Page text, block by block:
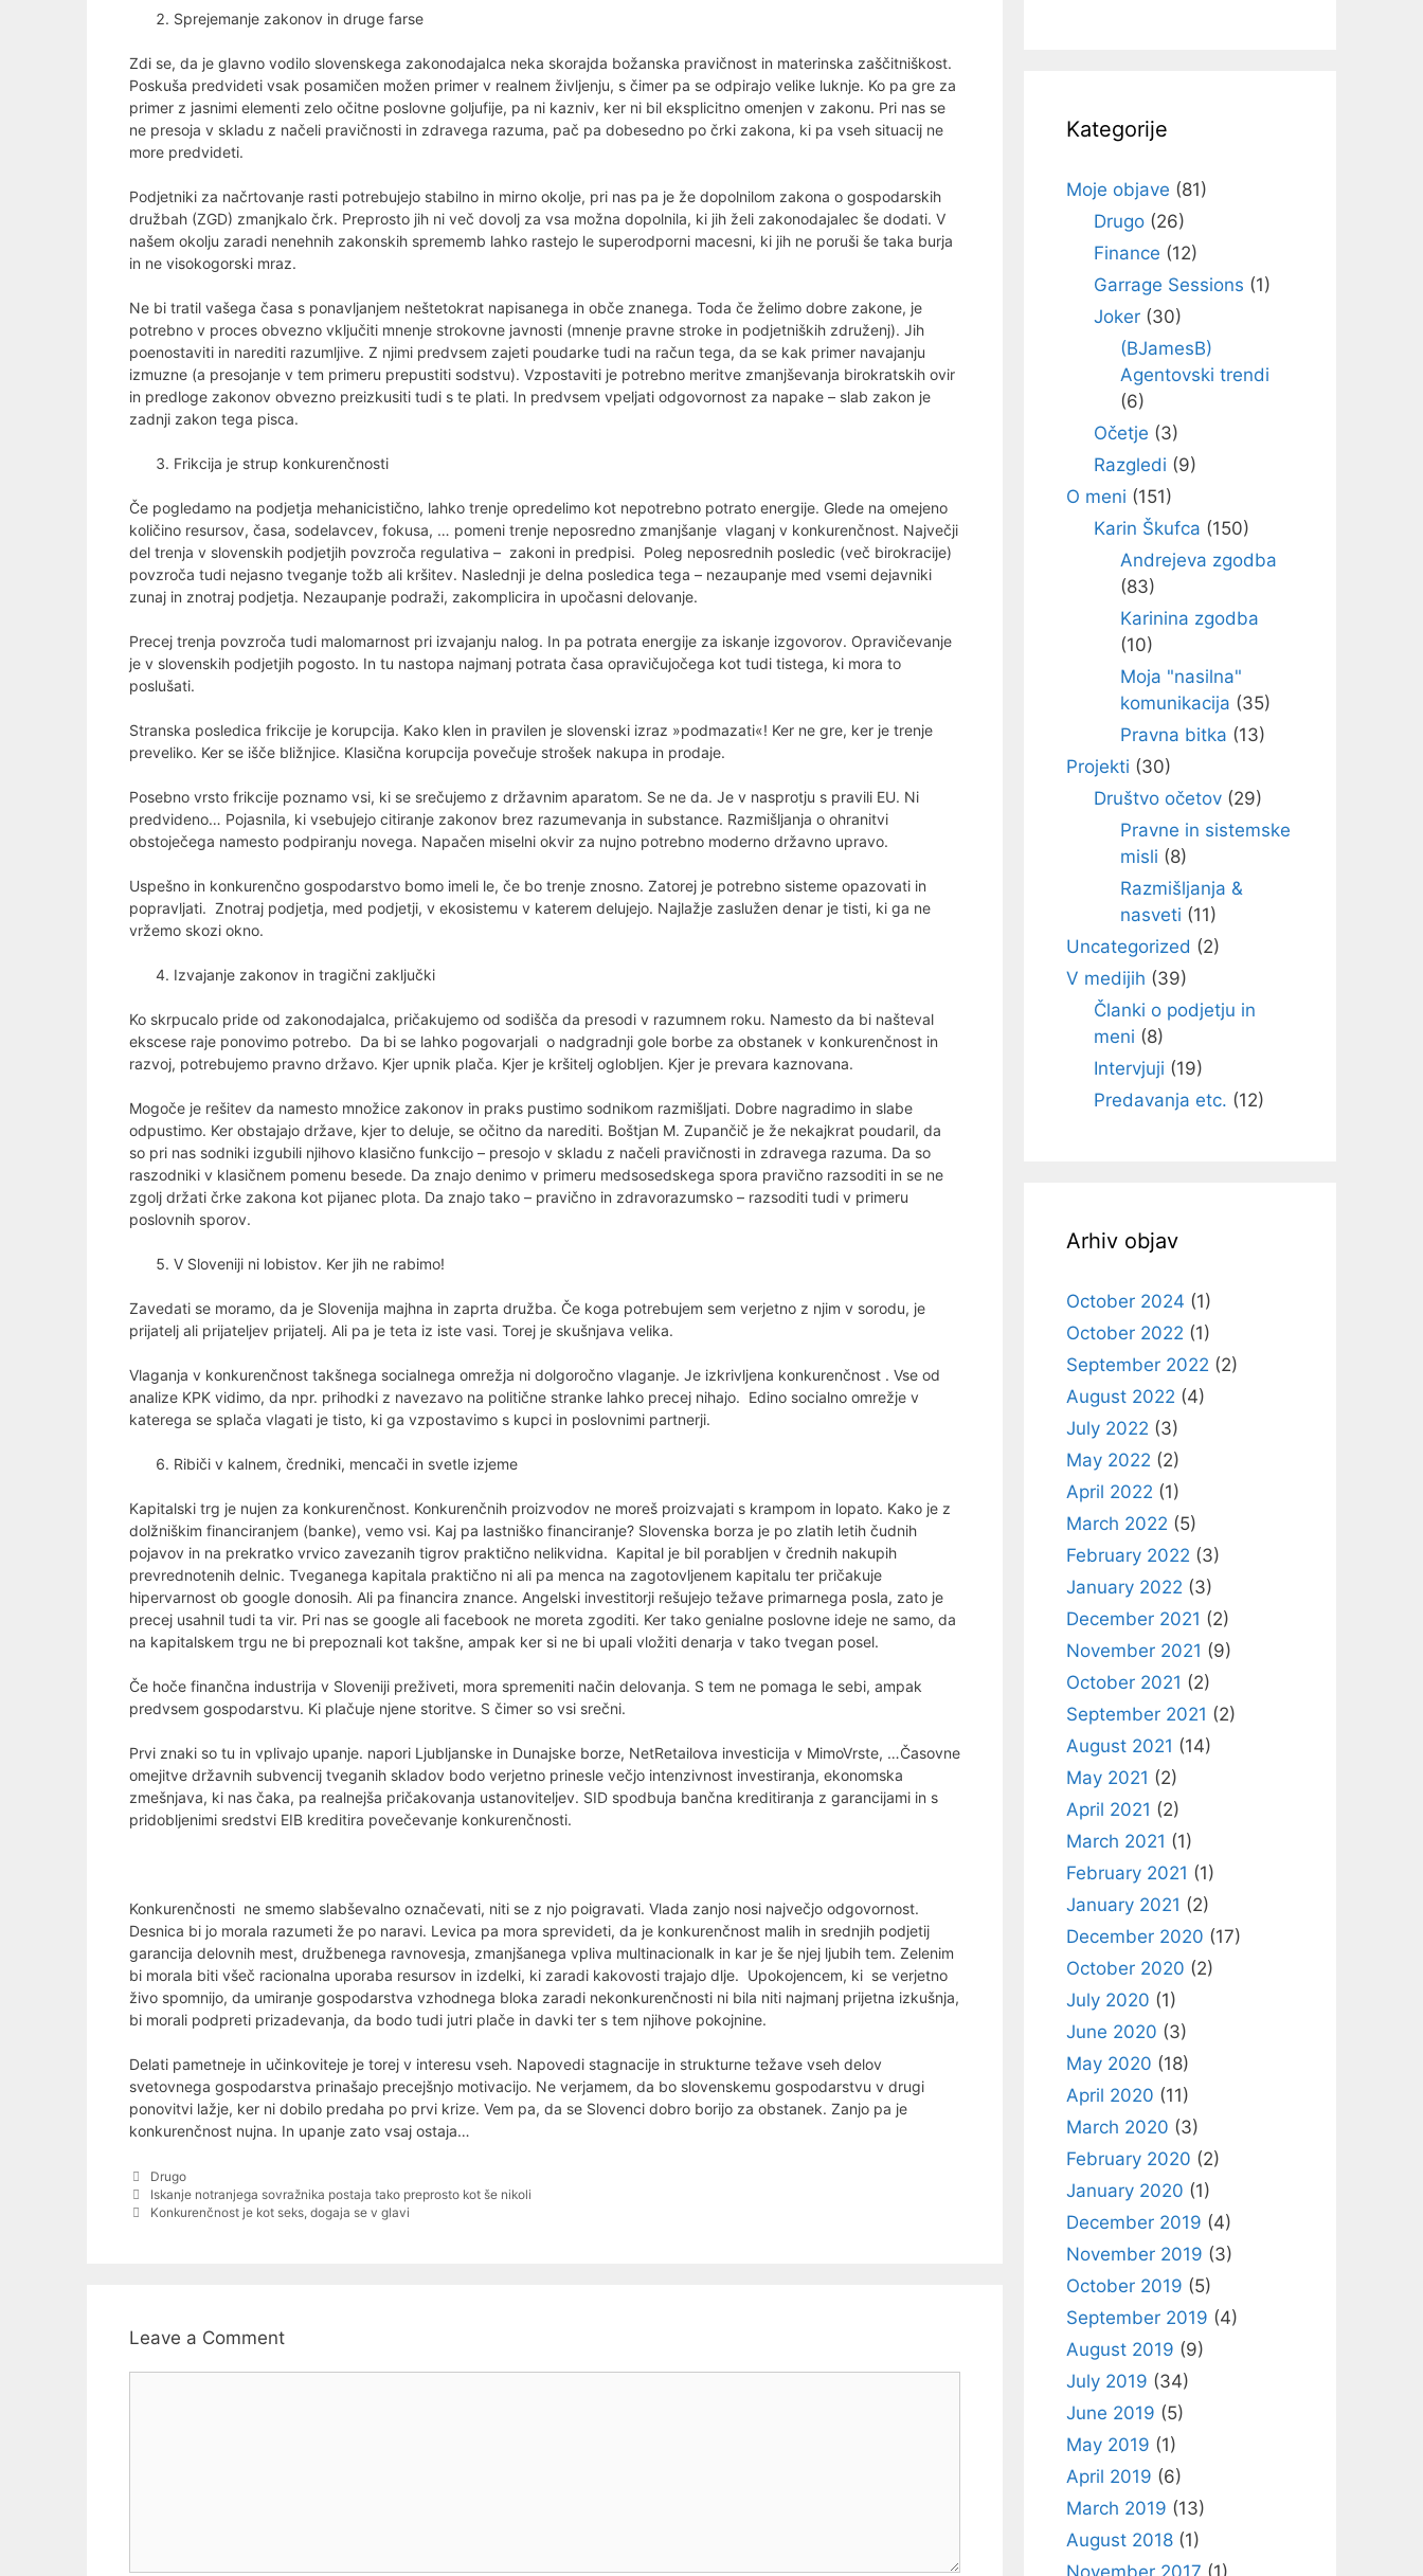
Sprejemanje zakonov in druge farse
Zdi se, da je glavno vodilo slovenskega zakonodajalca neka skorajda božanska pravičnost in materinska zaščitniškost.
Poskuša predvideti vsak posamičen možen primer v realnem življenju, s čimer pa se odpirajo velike luknje. Ko pa gre za
primer z jasnimi elementi zelo očitne poslovne goljufije, pa ni kazniv, ker ni bil eksplicitno omenjen v zakonu. Pri nas se
ne presoja v skladu z načeli pravičnosti in zdravega razuma, pač pa dobesedno po črki zakona, ki pa vseh situacij ne
more predvideti.
Podjetniki za načrtovanje rasti potrebujejo stabilno in mirno okolje, pri nas pa je že dopolnilom zakona o gospodarskih
družbah (ZGD) zmanjkalo črk. Preprosto jih ni več dovolj za vsa možna dopolnila, ki jih želi zakonodajalec še dodati. V
našem okolju zaradi nenehnih zakonskih sprememb lahko rastejo le superodporni macesni, ki jih ne poruši še taka burja
in ne visokogorski mraz.
Ne bi tratil vašega časa s ponavljanjem neštetokrat napisanega in obče znanega. Toda če želimo dobre zakone, je
potrebno v proces obvezno vključiti mnenje strokovne javnosti (mnenje pravne stroke in podjetniških združenj). Jih
poenostaviti in narediti razumljive. Z njimi predvsem zajeti poudarke tudi na račun tega, da se kak primer navajanju
izmuzne (a presojanje v tem primeru prepustiti sodstvu). Vzpostaviti je potrebno meritve zmanjševanja birokratskih ovir
in predloge zakonov obvezno preizkusiti tudi s te plati. In predvsem vpeljati odgovornost za napake – slab zakon je
zadnji zakon tega pisca.
Frikcija je strup konkurenčnosti
Če pogledamo na podjetja mehanicistično, lahko trenje opredelimo kot nepotrebno potrato energije. Glede na omejeno
količino resursov, časa, sodelavcev, fokusa, … pomeni trenje neposredno zmanjšanje vlaganj v konkurenčnost. Največji
del trenja v slovenskih podjetjih povzroča regulativa – zakoni in predpisi. Poleg neposrednih posledic (več birokracije)
povzroča tudi nejasno tveganje tožb ali kršitev. Naslednji je delna posledica tega – nezaupanje med vsemi dejavniki
zunaj in znotraj podjetja. Nezaupanje podraži, zakomplicira in upočasni delovanje.
Precej trenja povzroča tudi malomarnost pri izvajanju nalog. In pa potrata energije za iskanje izgovorov. Opravičevanje
je v slovenskih podjetjih pogosto. In tu nastopa najmanj potrata časa opravičujočega kot tudi tistega, ki mora to
poslušati.
Stranska posledica frikcije je korupcija. Kako klen in pravilen je slovenski izraz »podmazati«! Ker ne gre, ker je trenje
preveliko. Ker se išče bližnjice. Klasična korupcija povečuje strošek nakupa in prodaje.
Posebno vrsto frikcije poznamo vsi, ki se srečujemo z državnim aparatom. Se ne da. Je v nasprotju s pravili EU. Ni
predvideno… Pojasnila, ki vsebujejo citiranje zakonov brez razumevanja in substance. Razmišljanja o ohranitvi
obstoječega namesto podpiranju novega. Napačen miselni okvir za nujno potrebno moderno državno upravo.
Uspešno in konkurenčno gospodarstvo bomo imeli le, če bo trenje znosno. Zatorej je potrebno sisteme opazovati in
popravljati. Znotraj podjetja, med podjetji, v ekosistemu v katerem delujejo. Najlažje zaslužen denar je tisti, ki ga ne
vržemo skozi okno.
Izvajanje zakonov in tragični zaključki
Ko skrpucalo pride od zakonodajalca, pričakujemo od sodišča da presodi v razumnem roku. Namesto da bi našteval
ekscese raje ponovimo potrebo. Da bi se lahko pogovarjali o nadgradnji gole borbe za obstanek v konkurenčnost in
razvoj, potrebujemo pravno državo. Kjer upnik plača. Kjer je kršitelj oglobljen. Kjer je prevara kaznovana.
Mogoče je rešitev da namesto množice zakonov in praks pustimo sodnikom razmišljati. Dobre nagradimo in slabe
odpustimo. Ker obstajajo države, kjer to deluje, se očitno da narediti. Boštjan M. Zupančič je že nekajkrat poudaril, da
so pri nas sodniki izgubili njihovo klasično funkcijo – presojo v skladu z načeli pravičnosti in zdravega razuma. Da so
raszodniki v klasičnem pomenu besede. Da znajo denimo v primeru medsosedskega spora pravično razsoditi in se ne
zgolj držati črke zakona kot pijanec plota. Da znajo tako – pravično in zdravorazumsko – razsoditi tudi v primeru
poslovnih sporov.
V Sloveniji ni lobistov. Ker jih ne rabimo!
Zavedati se moramo, da je Slovenija majhna in zaprta družba. Če koga potrebujem sem verjetno z njim v sorodu, je
prijatelj ali prijateljev prijatelj. Ali pa je teta iz iste vasi. Torej je skušnjava velika.
Vlaganja v konkurenčnost takšnega socialnega omrežja ni dolgoročno vlaganje. Je izkrivljena konkurenčnost . Vse od
analize KPK vidimo, da npr. prihodki z navezavo na politične stranke lahko precej nihajo. Edino socialno omrežje v
katerega se splača vlagati je tisto, ki ga vzpostavimo s kupci in poslovnimi partnerji.
Ribiči v kalnem, čredniki, mencači in svetle izjeme
Kapitalski trg je nujen za konkurenčnost. Konkurenčnih proizvodov ne moreš proizvajati s krampom in lopato. Kako je z
dolžniškim financiranjem (banke), vemo vsi. Kaj pa lastniško financiranje? Slovenska borza je po zlatih letih čudnih
pojavov in na prekratko vrvico zavezanih tigrov praktično nelikvidna. Kapital je bil porabljen v črednih nakupih
prevrednotenih delnic. Tveganega kapitala praktično ni ali pa menca na zagotovljenem kapitalu ter pričakuje
hipervarnost ob google donosih. Ali pa financira znance. Angelski investitorji rešujejo težave primarnega posla, zato je
precej usahnil tudi ta vir. Pri nas se google ali facebook ne moreta zgoditi. Ker tako genialne poslovne ideje ne samo, da
na kapitalskem trgu ne bi prepoznali kot takšne, ampak ker si ne bi upali vložiti denarja v tako tvegan posel.
Če hoče finančna industrija v Sloveniji preživeti, mora spremeniti način delovanja. S tem ne pomaga le sebi, ampak
predvsem gospodarstvu. Ki plačuje njene storitve. S čimer so vsi srečni.
Prvi znaki so tu in vplivajo upanje. napori Ljubljanske in Dunajske borze, NetRetailova investicija v MimoVrste, …Časovne
omejitve državnih subvencij tveganih skladov bodo verjetno prinesle večjo intenzivnost investiranja, ekonomska
zmešnjava, ki nas čaka, pa realnejša pričakovanja ustanoviteljev. SID spodbuja bančna kreditiranja z garancijami in s
pridobljenimi sredstvi EIB kreditira povečevanje konkurenčnosti.
Konkurenčnosti ne smemo slabševalno označevati, niti se z njo poigravati. Vlada zanjo nosi največjo odgovornost.
Desnica bi jo morala razumeti že po naravi. Levica pa mora sprevideti, da je konkurenčnost malih in srednjih podjetij
garancija delovnih mest, družbenega ravnovesja, zmanjšanega vpliva multinacionalk in kar je še njej ljubih tem. Zelenim
bi morala biti všeč racionalna uporaba resursov in izdelki, ki zaradi kakovosti trajajo dlje. Upokojencem, ki se verjetno
živo spomnijo, da umiranje gospodarstva vzhodnega bloka zaradi nekonkurenčnosti ni bila niti najmanj prijetna izkušnja,
bi morali podpreti prizadevanja, da bodo tudi jutri plače in davki ter s tem njihove pokojnine.
Delati pametneje in učinkoviteje je torej v interesu vseh. Napovedi stagnacije in strukturne težave vseh delov
svetovnega gospodarstva prinašajo precejšnjo motivacijo. Ne verjamem, da bo slovenskemu gospodarstvu v drugi
ponovitvi lažje, ker ni dobilo predaha po prvi krize. Vem pa, da se Slovenci dobro borijo za obstanek. Zanjo pa je
konkurenčnost nujna. In upanje zato vsaj ostaja…
Categories
Drugo
Post
navigation
Iskanje notranjega sovražnika postaja tako preprosto kot še nikoli
Konkurenčnost je kot seks, dogaja se v glavi
Leave a Comment
Kategorije
Moje objave (81)
Drugo(26)
Finance (12)
Garrage Sessions (1)
Joker(30)
(BJamesB)
Agentovski trendi
(6)
Očetje (3)
Razgledi (9)
O meni (151)
Karin Škufca (150)
Andrejeva zgodba
(83)
Karinina zgodba
(10)
Moja "nasilna"
komunikacija (35)
Pravna bitka (13)
Projekti (30)
Društvo očetov(29)
Pravne in sistemske
misli (8)
Razmišljanja &
nasveti (11)
Uncategorized (2)
V medijih (39)
Članki o podjetju in
meni (8)
Intervjuji (19)
Predavanja etc. (12)
Arhiv objav
October 2024 (1)
October 2022 (1)
September 2022 (2)
August 2022 (4)
July 2022 (3)
May 2022 (2)
April 2022 (1)
March 2022 (5)
February 2022 (3)
January 2022 (3)
December 2021 (2)
November 2021 (9)
October 2021 (2)
September 2021 (2)
August 2021 (14)
May 2021 (2)
April 2021 (2)
March 2021 (1)
February 2021 (1)
January 2021 (2)
December 2020 (17)
October 2020 (2)
July 2020 (1)
June 2020 (3)
May 2020 (18)
April 2020 (11)
March 2020 (3)
February 2020 (2)
January 2020 (1)
December 2019 (4)
November 2019 (3)
October 2019 (5)
September 2019 (4)
August 2019 (9)
July 2019 (34)
June 2019 (5)
May 2019 (1)
April 2019 (6)
March 2019 (13)
August 2018 (1)
November 2017 (1)